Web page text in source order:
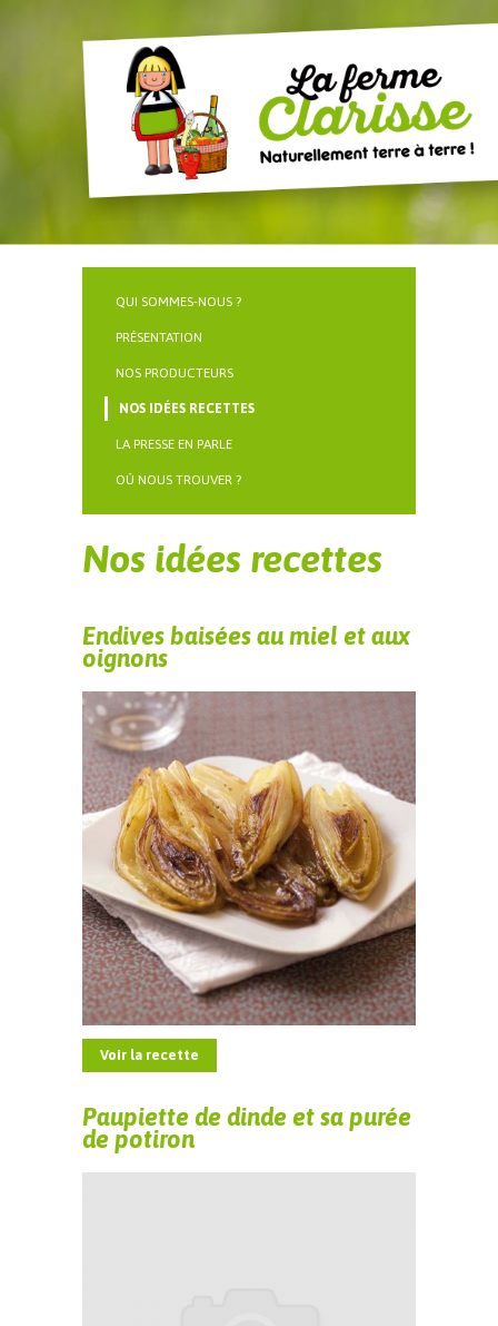
QUI SOMMES-NOUS ?
PRÉSENTATION
NOS PRODUCTEURS
NOS IDÉES RECETTES
LA PRESSE EN PARLE
OÙ NOUS TROUVER ?
Nos idées recettes
Endives baisées au miel et aux
oignons
Voir la recette
Paupiette de dinde et sa purée
de potiron